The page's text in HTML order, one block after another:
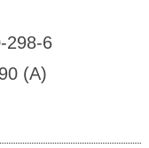
298-6
(A)